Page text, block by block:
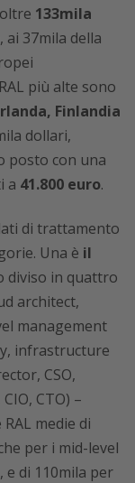
133mila
, ai 37mila della
più alte sono
Finlandia
dollari,
posto con una
a 41.800 euro.
di trattamento
Una è il
diviso in quattro
architect,
management
infrastructure
CSO,
CTO) –
medie di
per i mid-level
e di 110mila per